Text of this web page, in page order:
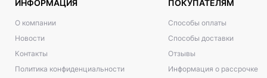
ИНФОРМАЦИЯ
О компании
Новости
Контакты
Политика конфиденциальности
ПОКУПАТЕЛЯМ
Способы оплаты
Способы доставки
Отзывы
Информация о рассрочке